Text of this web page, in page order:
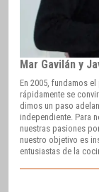
Mar Gavilán y
En 2005, fundamos
rápidamente se
dimos un paso
independiente. Para
nuestras pasiones
nuestro objetivo es
entusiastas de la